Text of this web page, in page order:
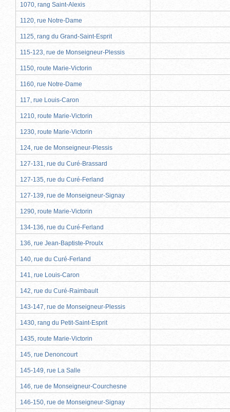
1070, rang Saint-Alexis
1120, rue Notre-Dame
1125, rang du Grand-Saint-Esprit
115-123, rue de Monseigneur-Plessis
1150, route Marie-Victorin
1160, rue Notre-Dame
117, rue Louis-Caron
1210, route Marie-Victorin
1230, route Marie-Victorin
124, rue de Monseigneur-Plessis
127-131, rue du Curé-Brassard
127-135, rue du Curé-Ferland
127-139, rue de Monseigneur-Signay
1290, route Marie-Victorin
134-136, rue du Curé-Ferland
136, rue Jean-Baptiste-Proulx
140, rue du Curé-Ferland
141, rue Louis-Caron
142, rue du Curé-Raimbault
143-147, rue de Monseigneur-Plessis
1430, rang du Petit-Saint-Esprit
1435, route Marie-Victorin
145, rue Denoncourt
145-149, rue La Salle
146, rue de Monseigneur-Courchesne
146-150, rue de Monseigneur-Signay